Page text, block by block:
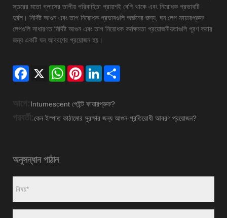
স্তরের মতো গ্লাসের তাপীয় পরিবাহিতা প্রায়শই বেশি থাকে এবং নিরোধক প্রভাবটি
দুর্বল। নির্দিষ্ট আগুন এবং তাপ নিরোধক প্রভাবগুলি অর্জনের জন্য, ঘন লেপ ফায়ারপ্রুফ
লেপগুলি সাধারণত নির্দিষ্ট আগুন এবং তাপ নিরোধক কর্মক্ষমতা প্রয়োজনীয়তাগুলি পূরণ করার
জন্য একটি ঘন আবরণের প্রয়োজন হয়।
Facebook
X WhatsAppPinterestLinkedIn
Intumescent পেইন্ট ফায়ারপ্রুফ?
কেন ইস্পাত কাঠামোর সুরক্ষার জন্য আগুন-প্রতিরোধী আবরণ প্রয়োজন?
অনুসন্ধান পাঠান